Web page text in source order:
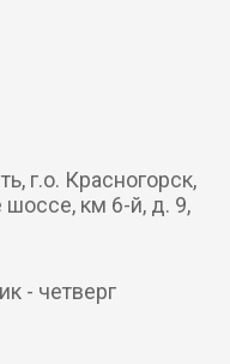
г.о. Красногорск,
шоссе, км 6-й, д. 9,
- четверг